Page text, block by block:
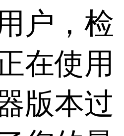
户，检
在使用
版本过